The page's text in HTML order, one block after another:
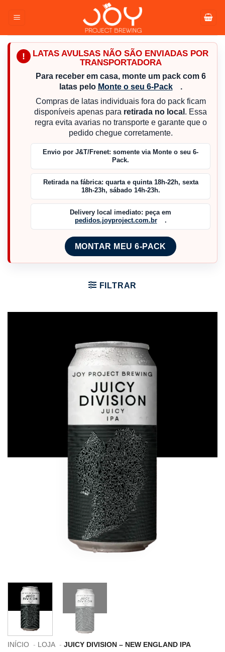
para
conteúdo
!
LATAS AVULSAS NÃO SÃO ENVIADAS POR
TRANSPORTADORA
Para receber em casa, monte um pack com 6
latas pelo Monte o seu 6-Pack
.
Compras de latas individuais fora do pack ficam
disponíveis apenas para retirada no local . Essa
regra evita avarias no transporte e garante que o
pedido chegue corretamente.
Envio por J&T/Frenet: somente via Monte o seu 6-
Pack.
Retirada na fábrica: quarta e quinta 18h-22h, sexta
18h-23h, sábado 14h-23h.
Delivery local imediato: peça em
pedidos.joyproject.com.br
.
MONTAR MEU 6-PACK
FILTRAR
INÍCIO LOJA JUICY DIVISION – NEW ENGLAND IPA